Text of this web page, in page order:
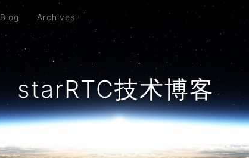
starRTC技术博客
Blog Archives